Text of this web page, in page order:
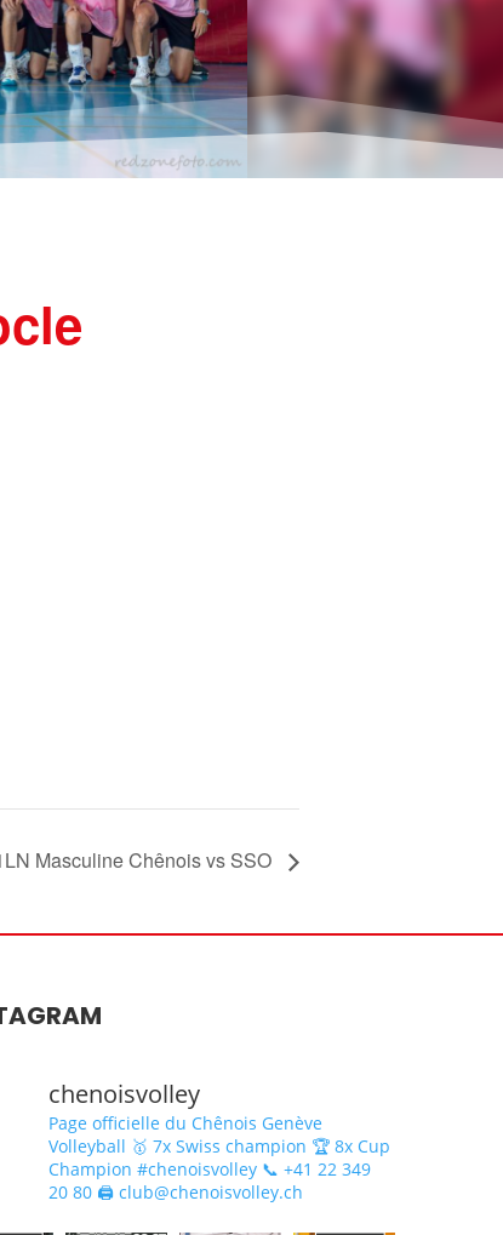
Masculine Chênois vs SSO
chenoisvolley
Page officielle du Chênois Genève
Volleyball 🥇 7x Swiss champion 🏆 8x Cup
Champion #chenoisvolley 📞 +41 22 349
20 80 🖨 club@chenoisvolley.ch